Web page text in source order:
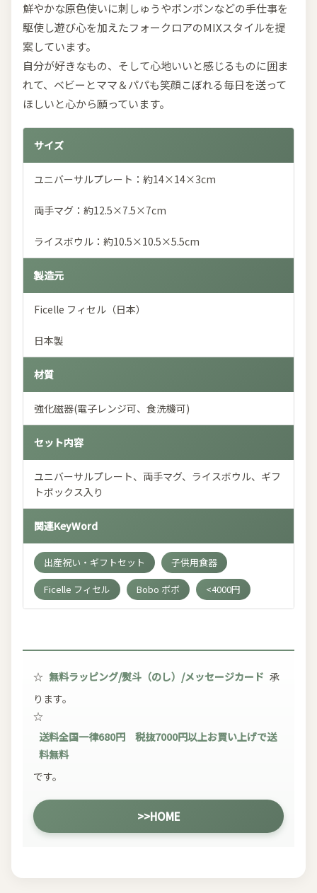
鮮やかな原色使いに刺しゅうやボンボンなどの手仕事を
駆使し遊び心を加えたフォークロアのMIXスタイルを提
案しています。
自分が好きなもの、そして心地いいと感じるものに囲ま
れて、ベビーとママ＆パパも笑顔こぼれる毎日を送って
ほしいと心から願っています。
サイズ
ユニバーサルプレート：約14×14×3cm
両手マグ：約12.5×7.5×7cm
ライスボウル：約10.5×10.5×5.5cm
製造元
Ficelle フィセル（日本）
日本製
材質
強化磁器(電子レンジ可、食洗機可)
セット内容
ユニバーサルプレート、両手マグ、ライスボウル、ギフ
トボックス入り
関連KeyWord
出産祝い・ギフトセット
子供用食器
Ficelle フィセル
Bobo ボボ <4000円
☆ 無料ラッピング/熨斗（のし）/メッセージカード 承
ります。
☆
送料全国一律680円 税抜7000円以上お買い上げで送
料無料
です。
>>HOME